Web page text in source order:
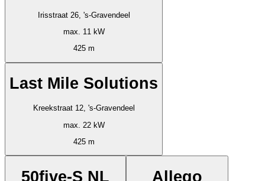
Irisstraat 26, 's-Gravendeel
max. 11 kW
425 m
Last Mile Solutions
Kreekstraat 12, 's-Gravendeel
max. 22 kW
425 m
50five-S NL Allego